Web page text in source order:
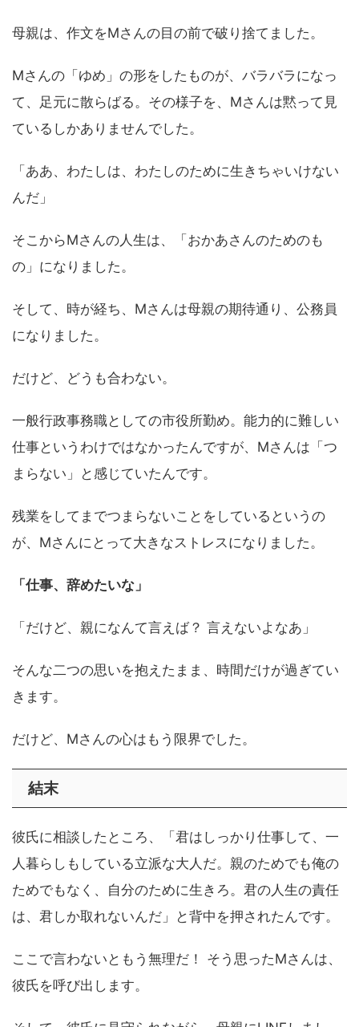
母親は、作文をMさんの目の前で破り捨てました。
Mさんの「ゆめ」の形をしたものが、バラバラになっ
て、足元に散らばる。その様子を、Mさんは黙って見
ているしかありませんでした。
「ああ、わたしは、わたしのために生きちゃいけない
んだ」
そこからMさんの人生は、「おかあさんのためのも
の」になりました。
そして、時が経ち、Mさんは母親の期待通り、公務員
になりました。
だけど、どうも合わない。
一般行政事務職としての市役所勤め。能力的に難しい
仕事というわけではなかったんですが、Mさんは「つ
まらない」と感じていたんです。
残業をしてまでつまらないことをしているというの
が、Mさんにとって大きなストレスになりました。
「仕事、辞めたいな」
「だけど、親になんて言えば？ 言えないよなあ」
そんな二つの思いを抱えたまま、時間だけが過ぎてい
きます。
だけど、Mさんの心はもう限界でした。
結末
彼氏に相談したところ、「君はしっかり仕事して、一
人暮らしもしている立派な大人だ。親のためでも俺の
ためでもなく、自分のために生きろ。君の人生の責任
は、君しか取れないんだ」と背中を押されたんです。
ここで言わないともう無理だ！ そう思ったMさんは、
彼氏を呼び出します。